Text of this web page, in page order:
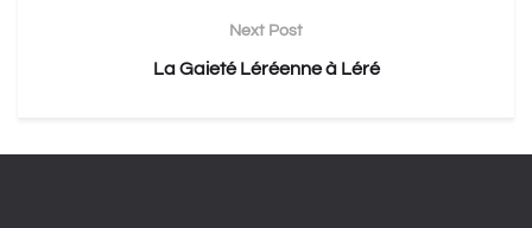
Next Post
La Gaieté Léréenne à Léré